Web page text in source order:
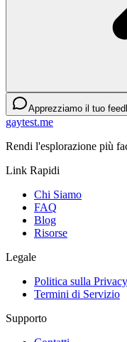
Apprezziamo il tuo
gaytest.me
Rendi l'esplorazione più
Link Rapidi
Chi Siamo
FAQ
Blog
Risorse
Legale
Politica sulla Privacy
Termini di Servizio
Supporto